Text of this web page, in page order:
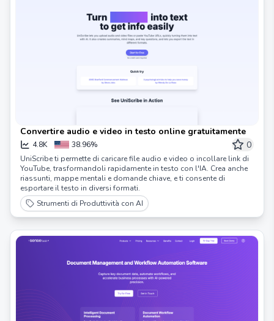
Convertire audio e video in testo online gratuitamente
4.8K 38.96% 0
UniScribe ti permette di caricare file audio e video o incollare link di
YouTube, trasformandoli rapidamente in testo con l'IA. Crea anche
riassunti, mappe mentali e domande chiave, e ti consente di
esportare il testo in diversi formati.
Strumenti di Produttività con AI